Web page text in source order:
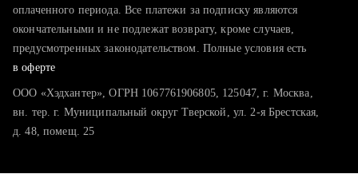
оплаченного периода. Все платежи за подписку являются
окончательными и не подлежат возврату, кроме случаев,
предусмотренных законодательством. Полные условия есть
в оферте
ООО «Хэдхантер», ОГРН 1067761906805, 125047, г. Москва,
вн. тер. г. Муниципальный округ Тверской, ул. 2-я Брестская,
д. 48, помещ. 25